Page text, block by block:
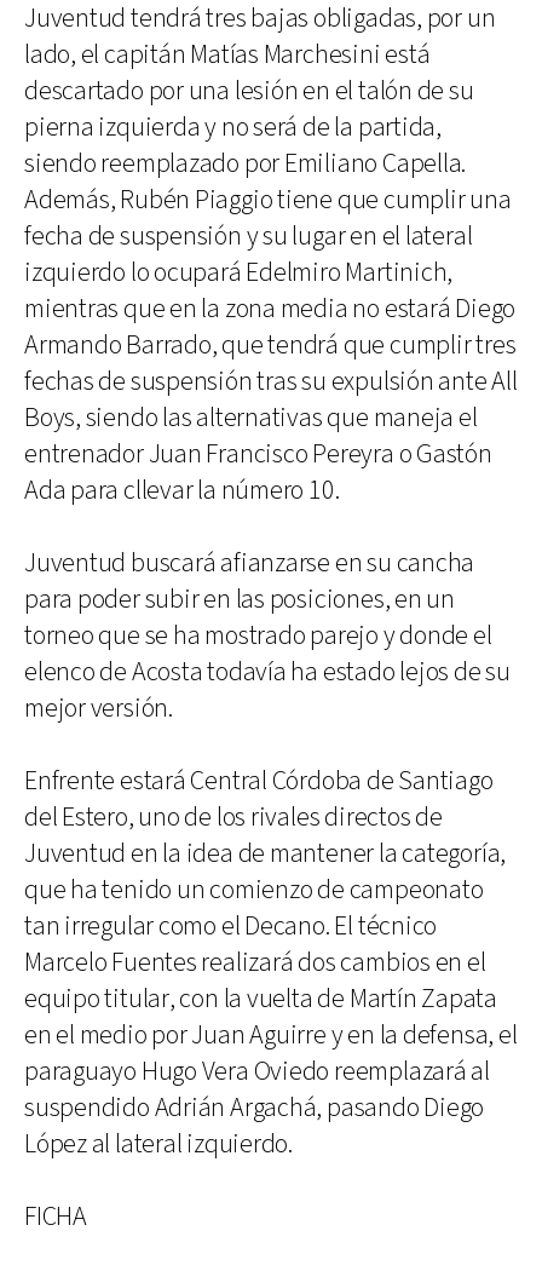
Juventud tendrá tres bajas obligadas, por un
lado, el capitán Matías Marchesini está
descartado por una lesión en el talón de su
pierna izquierda y no será de la partida,
siendo reemplazado por Emiliano Capella.
Además, Rubén Piaggio tiene que cumplir una
fecha de suspensión y su lugar en el lateral
izquierdo lo ocupará Edelmiro Martinich,
mientras que en la zona media no estará Diego
Armando Barrado, que tendrá que cumplir tres
fechas de suspensión tras su expulsión ante All
Boys, siendo las alternativas que maneja el
entrenador Juan Francisco Pereyra o Gastón
Ada para cllevar la número 10.
Juventud buscará afianzarse en su cancha
para poder subir en las posiciones, en un
torneo que se ha mostrado parejo y donde el
elenco de Acosta todavía ha estado lejos de su
mejor versión.
Enfrente estará Central Córdoba de Santiago
del Estero, uno de los rivales directos de
Juventud en la idea de mantener la categoría,
que ha tenido un comienzo de campeonato
tan irregular como el Decano. El técnico
Marcelo Fuentes realizará dos cambios en el
equipo titular, con la vuelta de Martín Zapata
en el medio por Juan Aguirre y en la defensa, el
paraguayo Hugo Vera Oviedo reemplazará al
suspendido Adrián Argachá, pasando Diego
López al lateral izquierdo.
FICHA